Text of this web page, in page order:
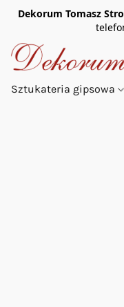
Dekorum Tomasz
Sztukateria gipsowa